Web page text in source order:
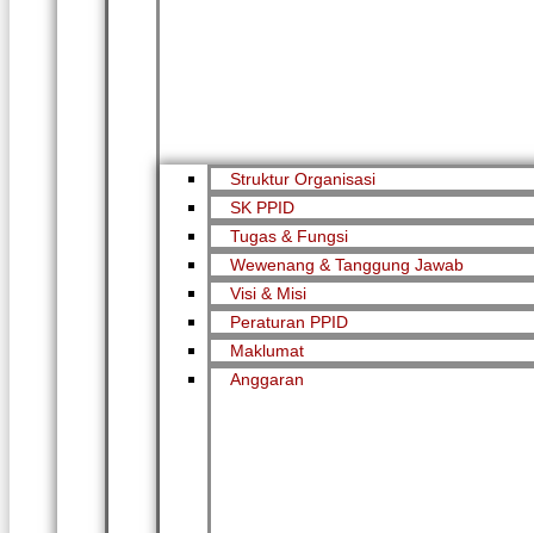
Struktur Organisasi
SK PPID
Tugas & Fungsi
Wewenang & Tanggung Jawab
Visi & Misi
Peraturan PPID
Maklumat
Anggaran